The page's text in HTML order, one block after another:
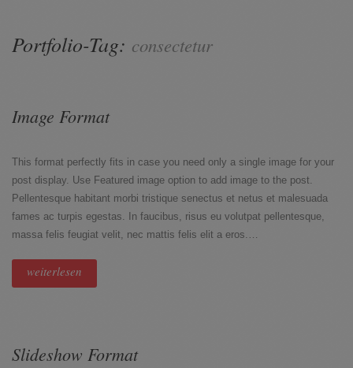
Portfolio-Tag: consectetur
Image Format
This format perfectly fits in case you need only a single image for your
post display. Use Featured image option to add image to the post.
Pellentesque habitant morbi tristique senectus et netus et malesuada
fames ac turpis egestas. In faucibus, risus eu volutpat pellentesque,
massa felis feugiat velit, nec mattis felis elit a eros.…
weiterlesen
Slideshow Format